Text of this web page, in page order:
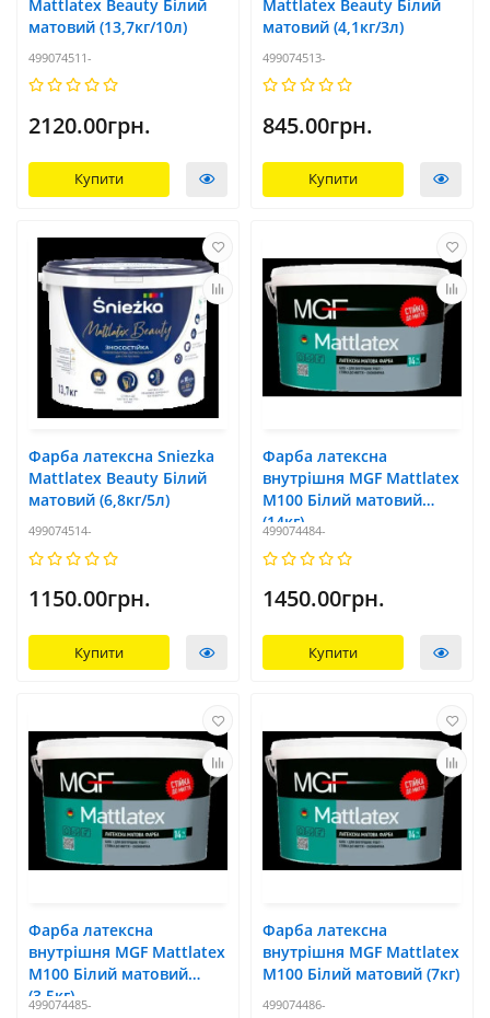
Mattlatex Beauty Білий
матовий (13,7кг/10л)
499074511-
2120.00грн.
Купити
Mattlatex Beauty Білий
матовий (4,1кг/3л)
499074513-
845.00грн.
Купити
Фарба латексна Sniezka
Mattlatex Beauty Білий
матовий (6,8кг/5л)
499074514-
1150.00грн.
Купити
Фарба латексна
внутрішня MGF Mattlatex
M100 Білий матовий
(14кг)
499074484-
1450.00грн.
Купити
Фарба латексна
внутрішня MGF Mattlatex
M100 Білий матовий
(3,5кг)
499074485-
Фарба латексна
внутрішня MGF Mattlatex
M100 Білий матовий (7кг)
499074486-